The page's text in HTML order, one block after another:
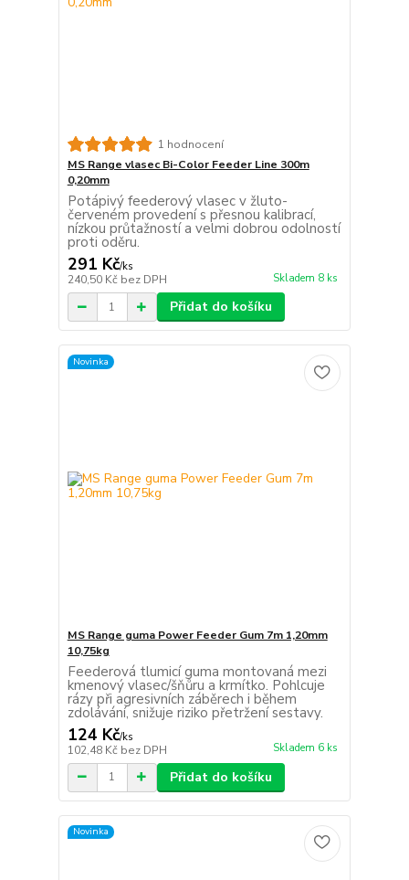
1 hodnocení
MS Range vlasec Bi-Color Feeder Line 300m
0,20mm
Potápivý feederový vlasec v žluto-
červeném provedení s přesnou kalibrací,
nízkou průtažností a velmi dobrou odolností
proti oděru.
291 Kč/ks
240,50 Kč bez DPH Skladem 8 ks
Přidat do košíku
Novinka
MS Range guma Power Feeder Gum 7m 1,20mm
10,75kg
Feederová tlumicí guma montovaná mezi
kmenový vlasec/šňůru a krmítko. Pohlcuje
rázy při agresivních záběrech i během
zdolávání, snižuje riziko přetržení sestavy.
124 Kč/ks
102,48 Kč bez DPH Skladem 6 ks
Přidat do košíku
Novinka